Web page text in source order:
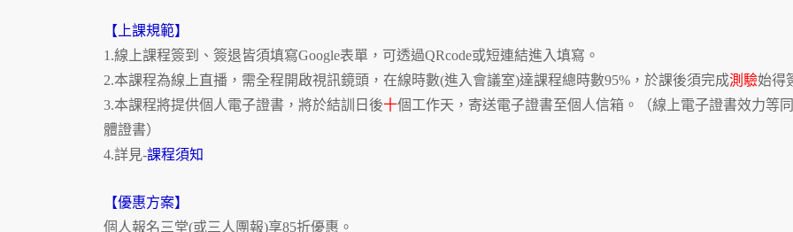
【上課規範】
1.線上課程簽到、簽退皆須填寫Google表單，可透過QRcode或短連結進入填寫。
2.本課程為線上直播，需全程開啟視訊鏡頭，在線時數(進入會議室)達課程總時數95%，於課後須完成測驗始得
3.本課程將提供個人電子證書，將於結訓日後十個工作天，寄送電子證書至個人信箱。（線上電子證書效力等
體證書）
4.詳見-課程須知
【優惠方案】
個人報名三堂(或三人團報)享85折優惠。